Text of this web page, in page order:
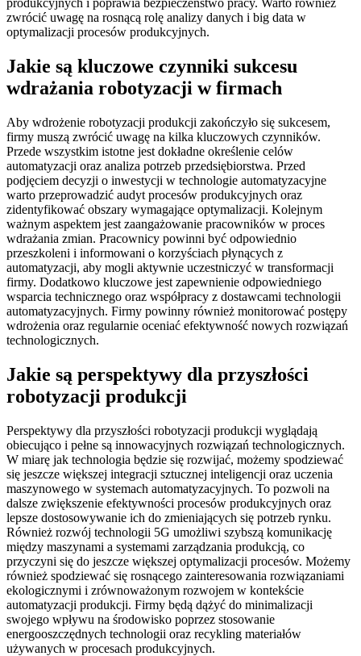
produkcyjnych i poprawia bezpieczeństwo pracy. Warto również
zwrócić uwagę na rosnącą rolę analizy danych i big data w
optymalizacji procesów produkcyjnych.
Jakie są kluczowe czynniki sukcesu
wdrażania robotyzacji w firmach
Aby wdrożenie robotyzacji produkcji zakończyło się sukcesem,
firmy muszą zwrócić uwagę na kilka kluczowych czynników.
Przede wszystkim istotne jest dokładne określenie celów
automatyzacji oraz analiza potrzeb przedsiębiorstwa. Przed
podjęciem decyzji o inwestycji w technologie automatyzacyjne
warto przeprowadzić audyt procesów produkcyjnych oraz
zidentyfikować obszary wymagające optymalizacji. Kolejnym
ważnym aspektem jest zaangażowanie pracowników w proces
wdrażania zmian. Pracownicy powinni być odpowiednio
przeszkoleni i informowani o korzyściach płynących z
automatyzacji, aby mogli aktywnie uczestniczyć w transformacji
firmy. Dodatkowo kluczowe jest zapewnienie odpowiedniego
wsparcia technicznego oraz współpracy z dostawcami technologii
automatyzacyjnych. Firmy powinny również monitorować postępy
wdrożenia oraz regularnie oceniać efektywność nowych rozwiązań
technologicznych.
Jakie są perspektywy dla przyszłości
robotyzacji produkcji
Perspektywy dla przyszłości robotyzacji produkcji wyglądają
obiecująco i pełne są innowacyjnych rozwiązań technologicznych.
W miarę jak technologia będzie się rozwijać, możemy spodziewać
się jeszcze większej integracji sztucznej inteligencji oraz uczenia
maszynowego w systemach automatyzacyjnych. To pozwoli na
dalsze zwiększenie efektywności procesów produkcyjnych oraz
lepsze dostosowywanie ich do zmieniających się potrzeb rynku.
Również rozwój technologii 5G umożliwi szybszą komunikację
między maszynami a systemami zarządzania produkcją, co
przyczyni się do jeszcze większej optymalizacji procesów. Możemy
również spodziewać się rosnącego zainteresowania rozwiązaniami
ekologicznymi i zrównoważonym rozwojem w kontekście
automatyzacji produkcji. Firmy będą dążyć do minimalizacji
swojego wpływu na środowisko poprzez stosowanie
energooszczędnych technologii oraz recykling materiałów
używanych w procesach produkcyjnych.